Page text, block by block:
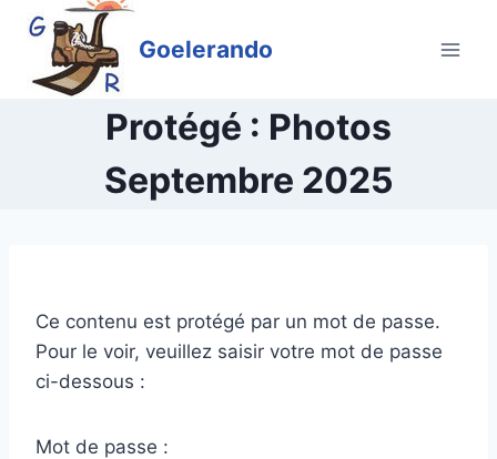
Aller
contenu
Goelerando
Protégé : Photos
Septembre 2025
Ce contenu est protégé par un mot de passe.
Pour le voir, veuillez saisir votre mot de passe
ci-dessous :
Mot de passe :